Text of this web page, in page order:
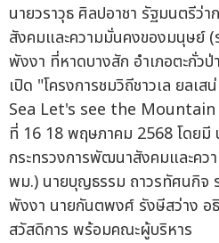
นายวราวุธ ศิลปอาชา รัฐมนตรีว่
สังคมและความมั่นคงของมนุษย์
พังงา ที่หาดบางสัก อำเภอตะกั่ว
เปิด "โครงการชมวิถีชาวเล ยล
Sea Let's see the Mountain
ที่ 16 18 พฤษภาคม 2568 โดย
กระทรวงการพัฒนาสังคมและค
พม.) นายบุญธรรม ถาวรทัศนกิจ
พังงา นายกันตพงศ์ รังษีสว่าง
สวัสดิการ พร้อมคณะผู้บริหาร